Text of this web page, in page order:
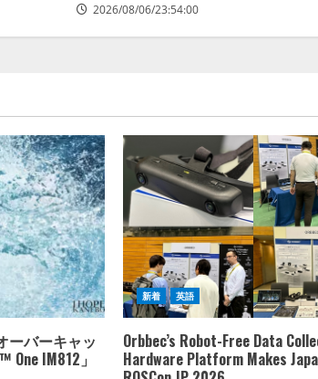
2026/08/06/23:54:00
ーバーキャッ
IM812」
新着 英語
Orbbec’s Robot-Free Data
Hardware Platform Makes